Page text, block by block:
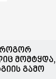
როგორ
მომტყდა,
გამო